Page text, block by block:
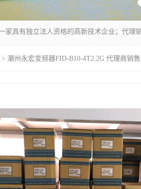
> 潮州永宏变频器FID-B10-4T2.2G 代理商销售